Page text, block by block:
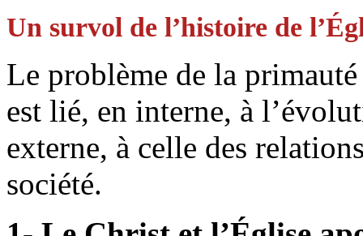
Un survol de l’histoire de
Le problème de la
est lié, en interne, à
externe, à celle des
société.